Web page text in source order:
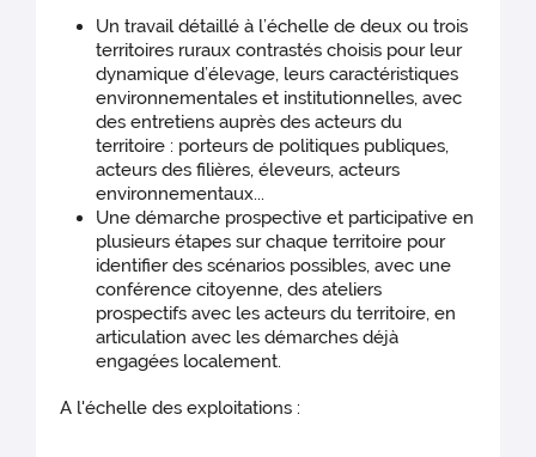
Un travail détaillé à l’échelle de deux ou trois
territoires ruraux contrastés choisis pour leur
dynamique d’élevage, leurs caractéristiques
environnementales et institutionnelles, avec
des entretiens auprès des acteurs du
territoire : porteurs de politiques publiques,
acteurs des filières, éleveurs, acteurs
environnementaux...
Une démarche prospective et participative en
plusieurs étapes sur chaque territoire pour
identifier des scénarios possibles, avec une
conférence citoyenne, des ateliers
prospectifs avec les acteurs du territoire, en
articulation avec les démarches déjà
engagées localement.
A l'échelle des exploitations :